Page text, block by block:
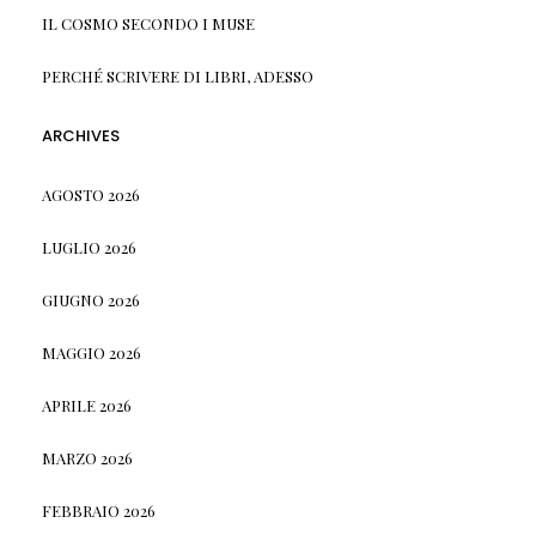
IL COSMO SECONDO I MUSE
PERCHÉ SCRIVERE DI LIBRI, ADESSO
ARCHIVES
AGOSTO 2026
LUGLIO 2026
GIUGNO 2026
MAGGIO 2026
APRILE 2026
MARZO 2026
FEBBRAIO 2026